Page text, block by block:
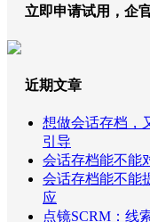
立即申请试用，企
近期文章
想做会话存档，
引导
会话存档能不能
会话存档能不能
应
点镜SCRM：线